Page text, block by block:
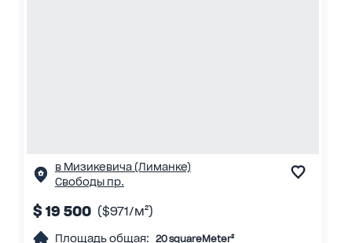
в Мизикевича (Лиманке)
Свободы пр.
$ 19 500 ($971/м²)
Площадь общая: 20 squareMeter²